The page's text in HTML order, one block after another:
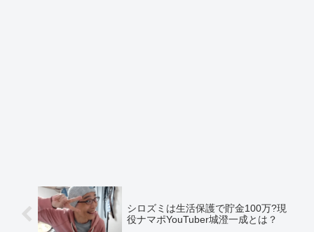
シロズミは生活保護で貯金100万?現
役ナマポYouTuber城澄一成とは？